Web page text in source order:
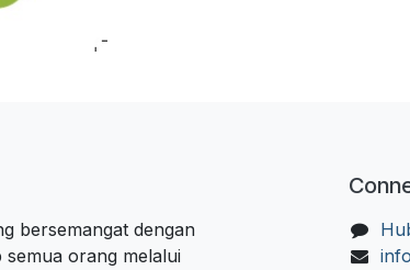
bersemangat dengan
orang melalui